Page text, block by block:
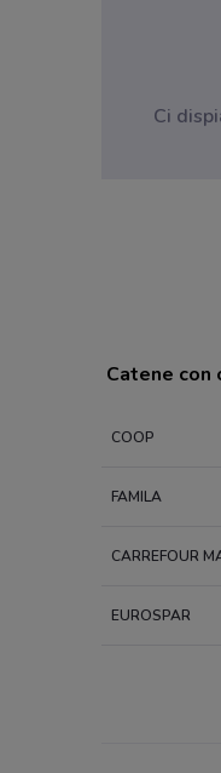
Ci
Catene
COOP
FAMILA
CARREFOUR
EUROSPAR